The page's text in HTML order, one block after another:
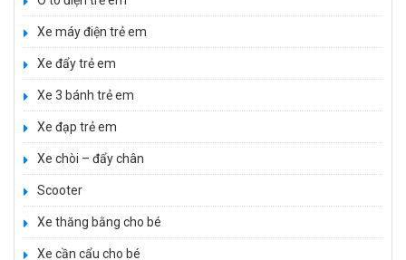
Xe máy điện trẻ em
Xe đẩy trẻ em
Xe 3 bánh trẻ em
Xe đạp trẻ em
Xe chòi – đẩy chân
Scooter
Xe thăng bằng cho bé
Xe cần cẩu cho bé
Xe 3 bánh trẻ em 968
Xe máy điện trẻ em vecpa XW02
950.000 ₫
Xe cần cẩu trẻ em KS-518